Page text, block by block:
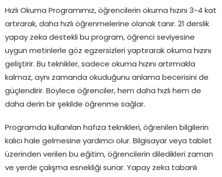
Hızlı Okuma Programımız, öğrencilerin okuma hızını 3-4 kat
artırarak, daha hızlı öğrenmelerine olanak tanır. 21 derslik
yapay zeka destekli bu program, öğrenci seviyesine
uygun metinlerle göz egzersizleri yaptırarak okuma hızını
geliştirir. Bu teknikler, sadece okuma hızını artırmakla
kalmaz, aynı zamanda okuduğunu anlama becerisini de
güçlendirir. Böylece öğrenciler, hem daha hızlı hem de
daha derin bir şekilde öğrenme sağlar.
Programda kullanılan hafıza teknikleri, öğrenilen bilgilerin
kalıcı hale gelmesine yardımcı olur. Bilgisayar veya tablet
üzerinden verilen bu eğitim, öğrencilerin diledikleri zaman
ve yerde çalışma esnekliği sunar. Yapay zeka tabanlı